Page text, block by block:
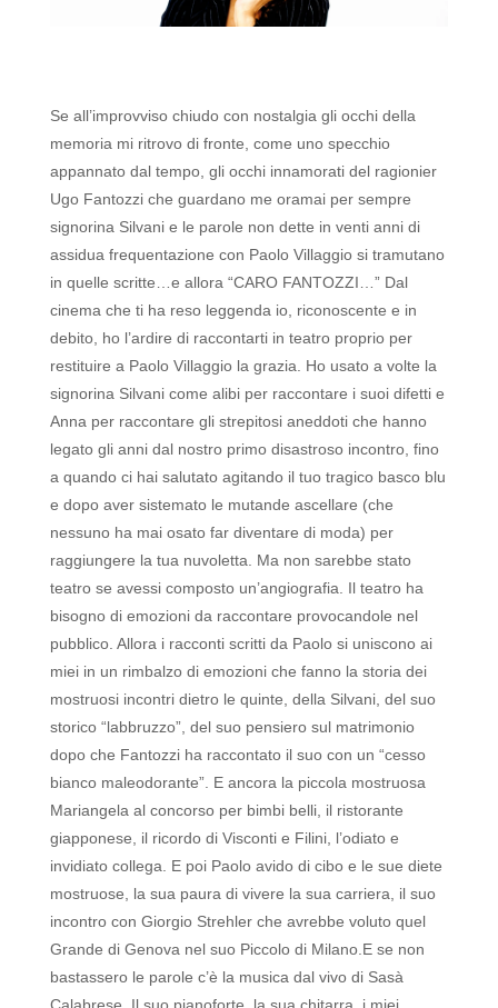
Se all’improvviso chiudo con nostalgia gli occhi della
memoria mi ritrovo di fronte, come uno specchio
appannato dal tempo, gli occhi innamorati del ragionier
Ugo Fantozzi che guardano me oramai per sempre
signorina Silvani e le parole non dette in venti anni di
assidua frequentazione con Paolo Villaggio si tramutano
in quelle scritte…e allora “CARO FANTOZZI…” Dal
cinema che ti ha reso leggenda io, riconoscente e in
debito, ho l’ardire di raccontarti in teatro proprio per
restituire a Paolo Villaggio la grazia. Ho usato a volte la
signorina Silvani come alibi per raccontare i suoi difetti e
Anna per raccontare gli strepitosi aneddoti che hanno
legato gli anni dal nostro primo disastroso incontro, fino
a quando ci hai salutato agitando il tuo tragico basco blu
e dopo aver sistemato le mutande ascellare (che
nessuno ha mai osato far diventare di moda) per
raggiungere la tua nuvoletta. Ma non sarebbe stato
teatro se avessi composto un’angiografia. Il teatro ha
bisogno di emozioni da raccontare provocandole nel
pubblico. Allora i racconti scritti da Paolo si uniscono ai
miei in un rimbalzo di emozioni che fanno la storia dei
mostruosi incontri dietro le quinte, della Silvani, del suo
storico “labbruzzo”, del suo pensiero sul matrimonio
dopo che Fantozzi ha raccontato il suo con un “cesso
bianco maleodorante”. E ancora la piccola mostruosa
Mariangela al concorso per bimbi belli, il ristorante
giapponese, il ricordo di Visconti e Filini, l’odiato e
invidiato collega. E poi Paolo avido di cibo e le sue diete
mostruose, la sua paura di vivere la sua carriera, il suo
incontro con Giorgio Strehler che avrebbe voluto quel
Grande di Genova nel suo Piccolo di Milano.E se non
bastassero le parole c’è la musica dal vivo di Sasà